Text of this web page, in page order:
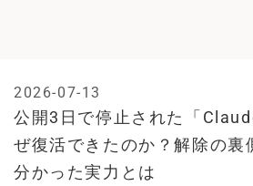
公開3日で停止された「
ぜ復活できたのか？解除の裏
分かった実力とは
2026-07-13